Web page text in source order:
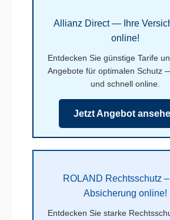
Allianz Direct — Ihre
online!
Entdecken Sie günstige Tarife
Angebote für optimalen Schutz
und schnell online.
Jetzt Angebot
ROLAND Rechtsschutz
Absicherung online!
Entdecken Sie starke